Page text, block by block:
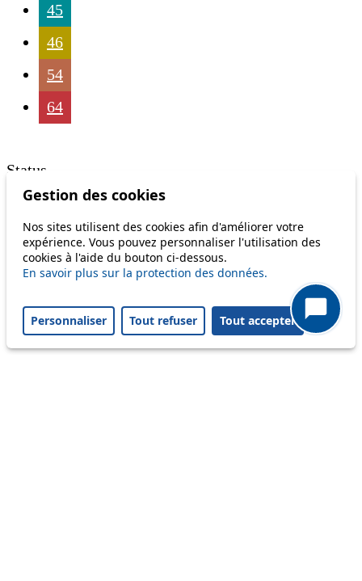
45
46
54
64
Status
Information
Ongoing disruption
Disruption to come
Only lines affected by disruptions are listed above.
Gestion des cookies
Nos sites utilisent des cookies afin d'améliorer votre
expérience. Vous pouvez personnaliser l'utilisation des
cookies à l'aide du bouton ci-dessous.
En savoir plus sur la protection des données.
Personnaliser Tout refuser Tout accepter